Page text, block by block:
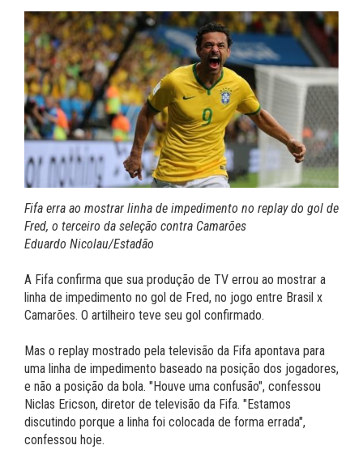
Fifa erra ao mostrar linha de impedimento no replay do gol de
Fred, o terceiro da seleção contra Camarões
Eduardo Nicolau/Estadão
A Fifa confirma que sua produção de TV errou ao mostrar a
linha de impedimento no gol de Fred, no jogo entre Brasil x
Camarões. O artilheiro teve seu gol confirmado.
Mas o replay mostrado pela televisão da Fifa apontava para
uma linha de impedimento baseado na posição dos jogadores,
e não a posição da bola. "Houve uma confusão", confessou
Niclas Ericson, diretor de televisão da Fifa. "Estamos
discutindo porque a linha foi colocada de forma errada",
confessou hoje.